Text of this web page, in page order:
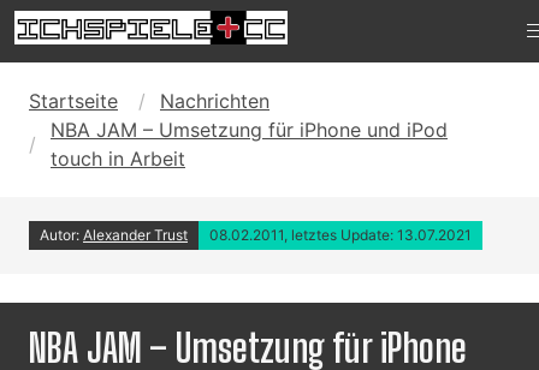
Startseite
Nachrichten
NBA JAM – Umsetzung für iPhone und iPod
touch in Arbeit
Autor: Alexander Trust 08.02.2011, letztes Update: 13.07.2021
NBA JAM – Umsetzung für iPhone